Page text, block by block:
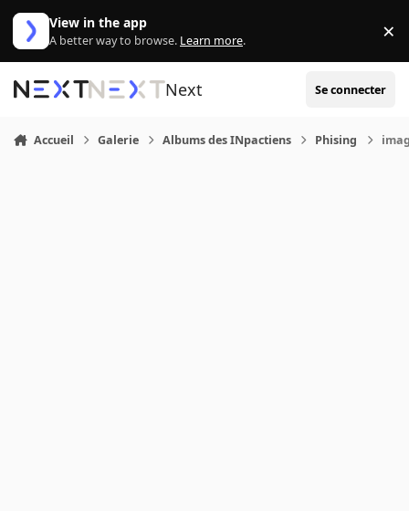
Aller au contenu
View in the app
A better way to browse. Learn more. ×
Next Se connecter
Accueil Galerie Albums des INpactiens Phising